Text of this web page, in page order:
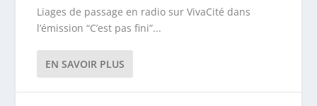
Liages de passage en radio sur VivaCité dans
l’émission “C’est pas fini”...
EN SAVOIR PLUS